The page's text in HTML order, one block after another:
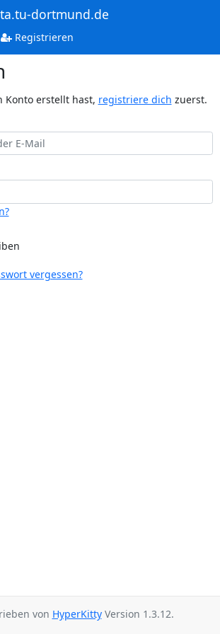
dortmund.de
Registrieren
Konto erstellt hast, registriere dich zuerst.
vergessen?
von HyperKittyVersion 1.3.12.